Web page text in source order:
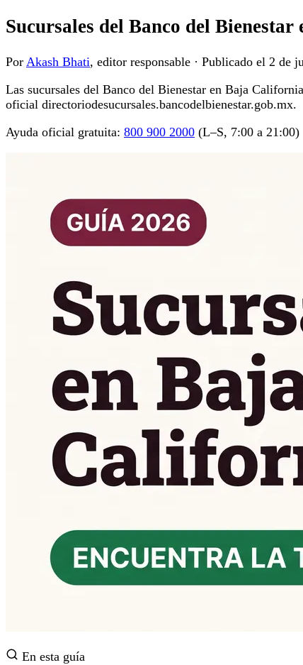
Sucursales del Banco del
Por Akash Bhati, editor responsable · Publicado el 2 de
Las sucursales del Banco del Bienestar en Baja
oficial directoriodesucursales.bancodelbienestar.gob.mx.
Ayuda oficial gratuita: 800 900 2000 (L–S, 7:00 a 21:00)
En esta guía